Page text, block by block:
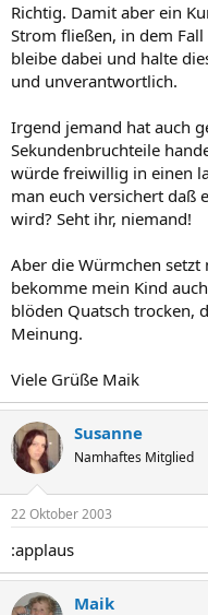
Richtig. Damit aber ein
Strom fließen, in dem
bleibe dabei und halte
und unverantwortlich.
Irgend jemand hat auch
Sekundenbruchteile
würde freiwillig in einen
man euch versichert daß
wird? Seht ihr, niemand!
Aber die Würmchen setzt
bekomme mein Kind
blöden Quatsch trocken,
Meinung.
Viele Grüße Maik
Susanne
Namhaftes Mitglied
22 Oktober 2003
:applaus
Maik